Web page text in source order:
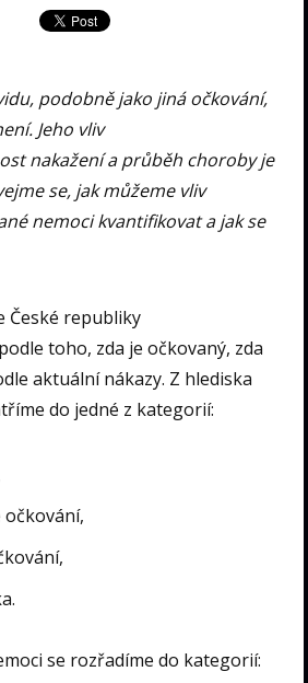
podobně jako jiná očkování,
Jeho vliv
nakažení a průběh choroby je
se, jak můžeme vliv
nemoci kvantifikovat a jak se
České republiky
toho, zda je očkovaný, zda
aktuální nákazy. Z hlediska
do jedné z kategorií:
se rozřadíme do kategorií: